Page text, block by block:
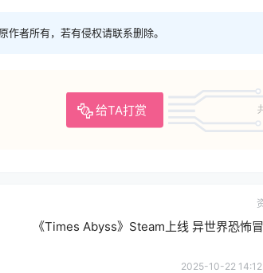
者所有，若有侵权请联系删除。
给TA打赏
《Times Abyss》Steam上线 异世界恐怖
2025-10-22